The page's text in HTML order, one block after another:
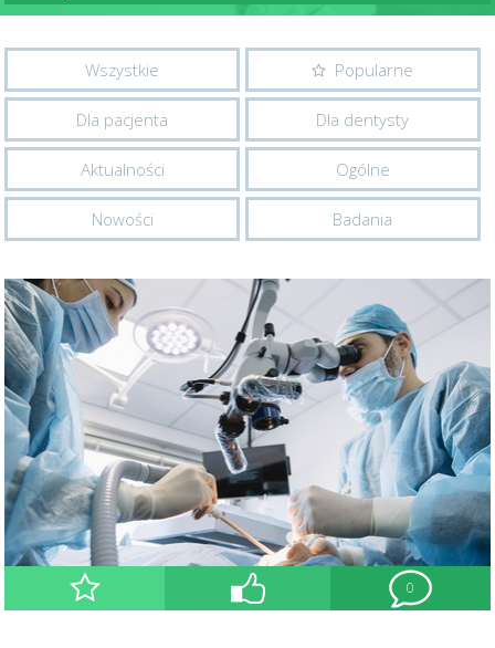
Wszystkie Popularne
Dla pacjenta Dla dentysty
Aktualności Ogólne
Nowości Badania
0